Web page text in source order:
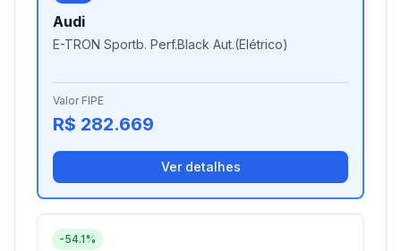
Audi
E-TRON Sportb. Perf.Black Aut.(Elétrico)
Valor FIPE
R$ 282.669
Ver detalhes
-54.1%